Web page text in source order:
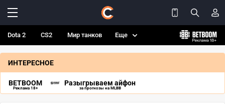
Dota 2 CS2 Мир танков Еще
ИНТЕРЕСНОЕ
BETBOOM
Реклама 18+
Разыгрываем айфон
за прогнозы на MLBB